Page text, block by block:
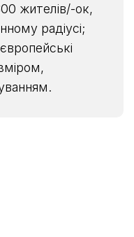
жителів/-ок,
радіусі;